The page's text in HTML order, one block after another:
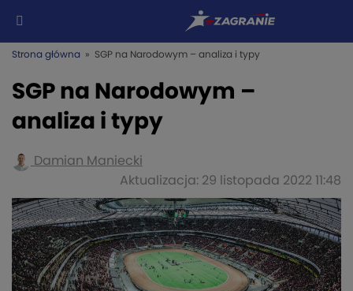
Strona główna » SGP na Narodowym – analiza i typy
SGP na Narodowym –
analiza i typy
Damian Maniecki
Aktualizacja: 29 listopada 2022 11:48